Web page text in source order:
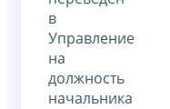
в
Управление
на
должность
начальника